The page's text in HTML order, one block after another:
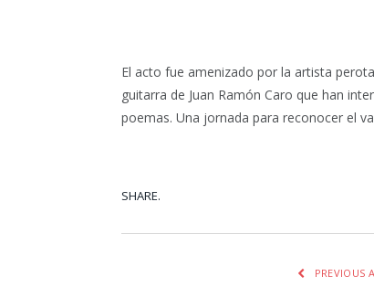
El acto fue amenizado por la artista
guitarra de Juan Ramón Caro que han
poemas. Una jornada para reconocer el
SHARE.
PREVIOUS